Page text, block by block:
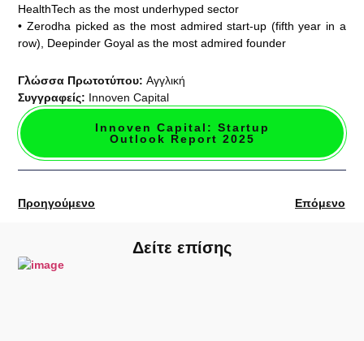
HealthTech as the most underhyped sector
• Zerodha picked as the most admired start-up (fifth year in a
row), Deepinder Goyal as the most admired founder
Γλώσσα Πρωτοτύπου:Αγγλική
Συγγραφείς: Innoven Capital
Innoven Capital: Startup
Outlook Report 2025
Προηγούμενο Επόμενο
Δείτε επίσης